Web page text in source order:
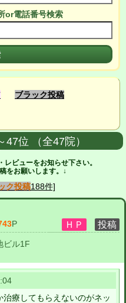
or電話番号検索
ブラック投稿
位 （全47院）
ビューをお知らせ下さい。
をお願いします。↓
ク投稿188件]
P
ビル1F
療してもらえないのがネッ